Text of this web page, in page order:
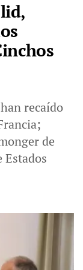
recaído
de
Estados